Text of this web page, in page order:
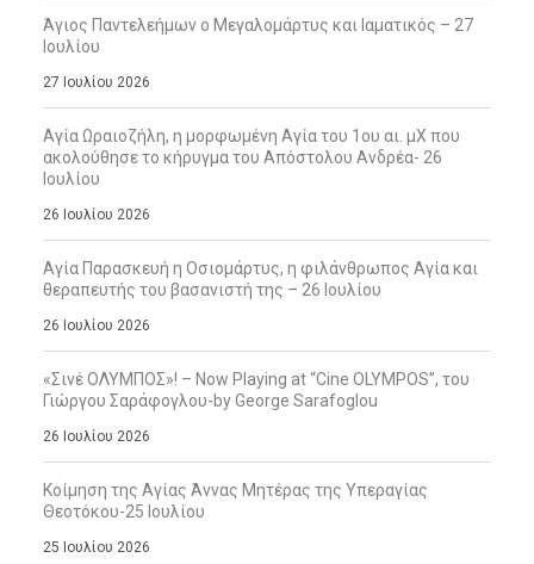
Άγιος Παντελεήμων ο Μεγαλομάρτυς και Ιαματικός – 27
Ιουλίου
27 Ιουλίου 2026
Αγία Ωραιοζήλη, η μορφωμένη Αγία του 1ου αι. μΧ που
ακολούθησε το κήρυγμα του Απόστολου Ανδρέα- 26
Ιουλίου
26 Ιουλίου 2026
Αγία Παρασκευή η Οσιομάρτυς, η φιλάνθρωπος Αγία και
θεραπευτής του βασανιστή της – 26 Ιουλίου
26 Ιουλίου 2026
«Σινέ ΟΛΥΜΠΟΣ»! – Now Playing at “Cine OLYMPOS”, του
Γιώργου Σαράφογλου-by George Sarafoglou
26 Ιουλίου 2026
Κοίμηση της Αγίας Άννας Μητέρας της Υπεραγίας
Θεοτόκου-25 Ιουλίου
25 Ιουλίου 2026